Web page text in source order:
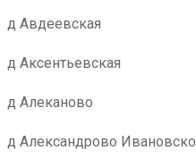
д Авдеевская
д Аксентьевская
д Алеканово
д Александрово